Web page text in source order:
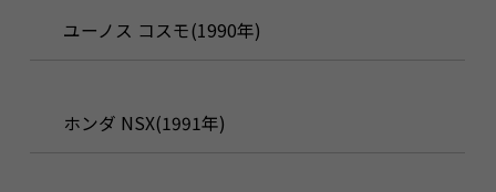
ユーノス コスモ(1990年)
ホンダ NSX(1991年)